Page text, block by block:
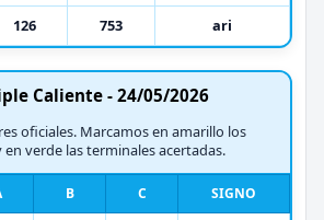
126 753 ari
Caliente - 24/05/2026
oficiales. Marcamos en amarillo los
verde las terminales acertadas.
B C SIGNO